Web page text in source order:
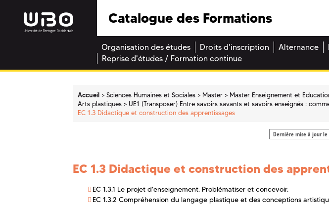
Catalogue des Formations
Organisation des études Droits d'inscription Alternance
Reprise d'études / Formation continue
Accueil Sciences Humaines et Sociales Master
Master Enseignement et
Arts plastiques
UE1 (Transposer) Entre savoirs savants et savoirs enseignés :
EC 1.3 Didactique et construction des apprentissages
Dernière mise à jour
EC 1.3 Didactique et construction des
EC 1.3.1 Le projet d'enseignement. Problématiser et concevoir.
EC 1.3.2 Compréhension du langage plastique et des conceptions